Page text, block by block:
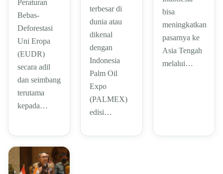
Peraturan
Bebas-
Deforestasi
Uni Eropa
(EUDR)
secara adil
dan seimbang
terutama
kepada…
terbesar di
dunia atau
dikenal
dengan
Indonesia
Palm Oil
Expo
(PALMEX)
edisi…
bisa
meningkatkan
pasarnya ke
Asia Tengah
melalui…